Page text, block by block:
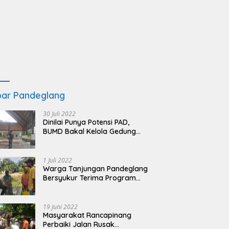
Pandeglang
30 Juli 2022
Dinilai Punya Potensi PAD,
BUMD Bakal Kelola Gedung
1 Juli 2022
Warga Tanjungan Pandeglang
Bersyukur Terima Program
19 Juni 2022
Masyarakat Rancapinang
Perbaiki Jalan Rusak